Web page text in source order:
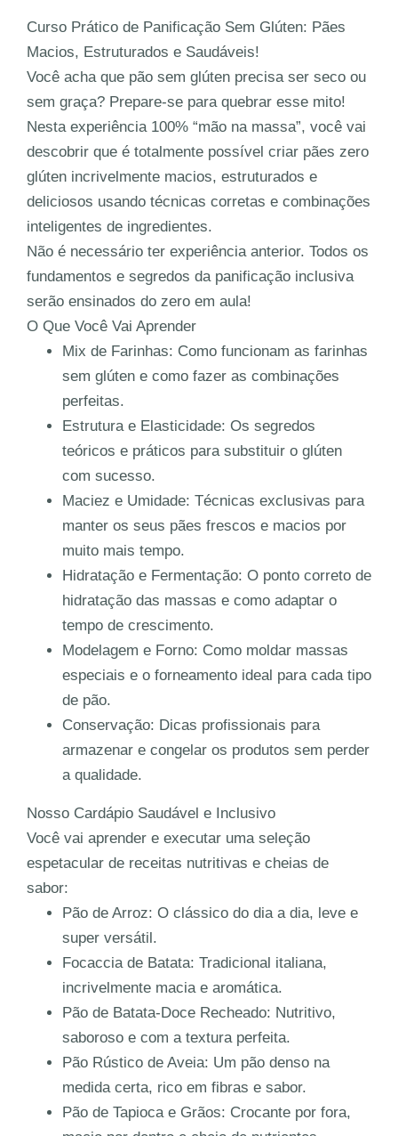
Curso Prático de Panificação Sem Glúten: Pães
Macios, Estruturados e Saudáveis!
Você acha que pão sem glúten precisa ser seco ou
sem graça? Prepare-se para quebrar esse mito!
Nesta experiência 100% “mão na massa”, você vai
descobrir que é totalmente possível criar pães zero
glúten incrivelmente macios, estruturados e
deliciosos usando técnicas corretas e combinações
inteligentes de ingredientes.
Não é necessário ter experiência anterior. Todos os
fundamentos e segredos da panificação inclusiva
serão ensinados do zero em aula!
O Que Você Vai Aprender
Mix de Farinhas: Como funcionam as farinhas
sem glúten e como fazer as combinações
perfeitas.
Estrutura e Elasticidade: Os segredos
teóricos e práticos para substituir o glúten
com sucesso.
Maciez e Umidade: Técnicas exclusivas para
manter os seus pães frescos e macios por
muito mais tempo.
Hidratação e Fermentação: O ponto correto de
hidratação das massas e como adaptar o
tempo de crescimento.
Modelagem e Forno: Como moldar massas
especiais e o forneamento ideal para cada tipo
de pão.
Conservação: Dicas profissionais para
armazenar e congelar os produtos sem perder
a qualidade.
Nosso Cardápio Saudável e Inclusivo
Você vai aprender e executar uma seleção
espetacular de receitas nutritivas e cheias de
sabor:
Pão de Arroz: O clássico do dia a dia, leve e
super versátil.
Focaccia de Batata: Tradicional italiana,
incrivelmente macia e aromática.
Pão de Batata-Doce Recheado: Nutritivo,
saboroso e com a textura perfeita.
Pão Rústico de Aveia: Um pão denso na
medida certa, rico em fibras e sabor.
Pão de Tapioca e Grãos: Crocante por fora,